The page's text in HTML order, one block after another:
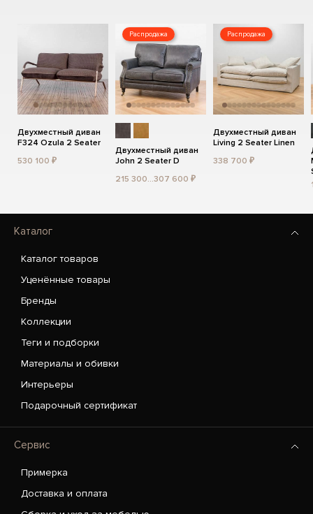
Двухместный диван
F324 Ozula 2 Seater
530 100 ₽
Распродажа
Двухместный диван
John 2 Seater D
215 300...307 600 ₽
Распродажа
Двухместный диван
Living 2 Seater Linen
338 700 ₽
Каталог
Каталог товаров
Уценённые товары
Бренды
Коллекции
Теги и подборки
Материалы и обивки
Интерьеры
Подарочный сертификат
Сервис
Примерка
Доставка и оплата